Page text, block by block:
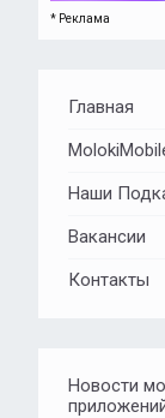
* Реклама
Главная
Наши
Вакансии
Контакты
Новости